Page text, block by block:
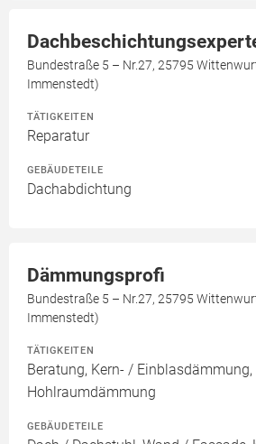
Bundestraße 5 – Nr.27, 25795
Immenstedt)
TÄTIGKEITEN
Reparatur
GEBÄUDETEILE
Dachabdichtung
Dämmungsprofi
Bundestraße 5 – Nr.27, 25795
Immenstedt)
TÄTIGKEITEN
Beratung, Kern- / Einblasdämmung,
Hohlraumdämmung
GEBÄUDETEILE